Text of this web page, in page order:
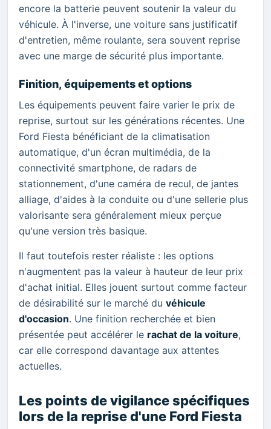
encore la batterie peuvent soutenir la valeur du
véhicule. À l'inverse, une voiture sans justificatif
d'entretien, même roulante, sera souvent reprise
avec une marge de sécurité plus importante.
Finition, équipements et options
Les équipements peuvent faire varier le prix de
reprise, surtout sur les générations récentes. Une
Ford Fiesta bénéficiant de la climatisation
automatique, d'un écran multimédia, de la
connectivité smartphone, de radars de
stationnement, d'une caméra de recul, de jantes
alliage, d'aides à la conduite ou d'une sellerie plus
valorisante sera généralement mieux perçue
qu'une version très basique.
Il faut toutefois rester réaliste : les options
n'augmentent pas la valeur à hauteur de leur prix
d'achat initial. Elles jouent surtout comme facteur
de désirabilité sur le marché du véhicule
d'occasion. Une finition recherchée et bien
présentée peut accélérer le rachat de la voiture,
car elle correspond davantage aux attentes
actuelles.
Les points de vigilance spécifiques
lors de la reprise d'une Ford Fiesta